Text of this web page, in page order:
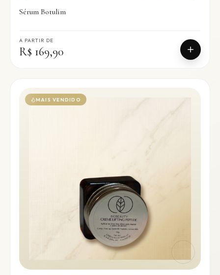
Sérum Botulim
A PARTIR DE
R$ 169,90
MAIS VENDIDO